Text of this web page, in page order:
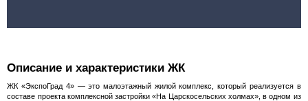
Описание и характеристики ЖК
ЖК «ЭкспоГрад 4» — это малоэтажный жилой комплекс, который реализуется в
составе проекта комплексной застройки «На Царскосельских холмах», в одном из